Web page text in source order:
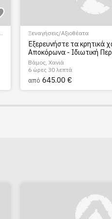
Ξεναγήσεις/Αξιοθέατα
Εξερευνήστε τα κρητικά
Αποκόρωνα - Ιδιωτική
Βάμος, Χανιά
6 ώρες 30 λεπτά
από 645.00 €